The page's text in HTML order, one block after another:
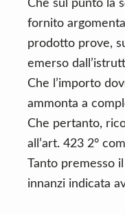
Che sul punto la
fornito
prodotto prove,
emerso
Che l’importo
ammonta a
Che pertanto,
all’art. 423 2°
Tanto premesso
innanzi indicata